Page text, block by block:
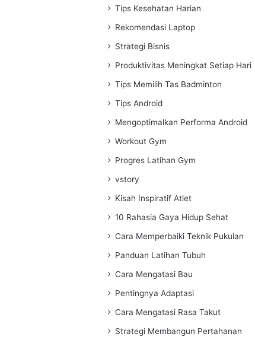
Tips Kesehatan Harian
Rekomendasi Laptop
Strategi Bisnis
Produktivitas Meningkat Setiap Hari
Tips Memilih Tas Badminton
Tips Android
Mengoptimalkan Performa Android
Workout Gym
Progres Latihan Gym
vstory
Kisah Inspiratif Atlet
10 Rahasia Gaya Hidup Sehat
Cara Memperbaiki Teknik Pukulan
Panduan Latihan Tubuh
Cara Mengatasi Bau
Pentingnya Adaptasi
Cara Mengatasi Rasa Takut
Strategi Membangun Pertahanan